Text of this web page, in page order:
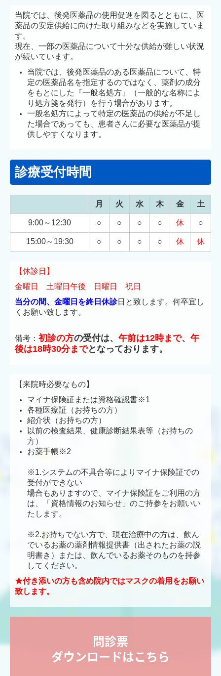
当院では、後発医薬品の使用促進を図るとともに、医
薬品の安定供給に向けた取り組みなどを実施していま
す。
現在、一部の医薬品について十分な供給が難しい状況
が続いています。
当院では、後発医薬品のある医薬品について、特
定の医薬品名を指定するのではなく、薬剤の成分
をもとにした『一般名処方』（一般的な名称によ
り処方箋を発行）を行う場合があります。
一般名処方によって特定の医薬品の供給が不足し
た場合であっても、患者さんに必要な医薬品が提
供しやすくなります。
診療受付時間
月 火 水 木 金 土
9:00～12:30 ○ ○ ○ ○ 休 ○
15:00～ 19:30 ○ ○ ○ ○ 休 休
【休診日】
金曜日 土曜日午後 日曜日 祝日
当分の間、金曜日を終日休診日と致します。何卒宜し
くお願い致します。
備考： 初診の方の受付は、 午前は12時まで、 午
後は18時30分までとなっております。
【来院時必要なもの】
マイナ保険証 または資格確認書※1
各種医療証 （お持ちの方）
紹介状（お持ちの方）
以前の検査結果、健康診断結果表等 （お持ちの
方）
お薬手帳※2
※1.システムの不具合等によりマイナ保険証での
受付ができない
場合もありますので、マイナ保険証をご利用の方
は、「資格情報のお知らせ」のご持参をお願いい
たします。
※2.お持ちでない方で、現在治療中の方は、飲ん
でいるお薬の薬剤情報提供書（出されたお薬の説
明書き）または、飲んでいるお薬そのものを持参
してください。
★付き添いの方も含め院内ではマスクの着用をお願い
致します。
問診票
ダウンロードはこちら